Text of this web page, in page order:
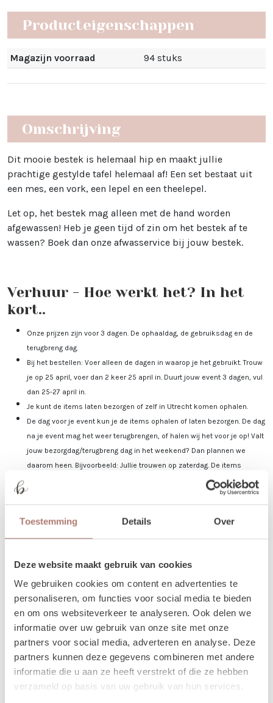
Toestemming Details Over
Deze website maakt gebruik van cookies
We gebruiken cookies om content en advertenties te
personaliseren, om functies voor social media te bieden
en om ons websiteverkeer te analyseren. Ook delen we
informatie over uw gebruik van onze site met onze
partners voor social media, adverteren en analyse. Deze
partners kunnen deze gegevens combineren met andere
informatie die u aan ze heeft verstrekt of die ze hebben
verzameld op basis van uw gebruik van hun services.
Producteigenschappen
Magazijn voorraad 94 stuks
Omschrijving
Dit mooie bestek is helemaal hip en maakt jullie
prachtige gestylde tafel helemaal af! Een set bestaat uit
een mes, een vork, een lepel en een theelepel.
Let op, het bestek mag alleen met de hand worden
afgewassen! Heb je geen tijd of zin om het bestek af te
wassen? Boek dan onze afwasservice bij jouw bestek.
Verhuur - Hoe werkt het? In het
kort..
Onze prijzen zijn voor 3 dagen. De ophaaldag, de gebruiksdag en de
terugbreng dag.
Bij het bestellen: Voer alleen de dagen in waarop je het gebruikt. Trouw
je op 25 april, voer dan 2 keer 25 april in. Duurt jouw event 3 dagen, vul
dan 25-27 april in.
Je kunt de items laten bezorgen of zelf in Utrecht komen ophalen.
De dag voor je event kun je de items ophalen of laten bezorgen. De dag
na je event mag het weer terugbrengen, of halen wij het voor je op! Valt
jouw bezorgdag/terugbreng dag in het weekend? Dan plannen we
daarom heen. Bijvoorbeeld: Jullie trouwen op zaterdag. De items
worden dan op vrijdag bezorgd, en op maandag weer opgehaald. De
verhuurchauffeurs rijden niet op zaterdag of zondag en we zijn dan ook
spullen.
hier!
Beschikbaarheid van het